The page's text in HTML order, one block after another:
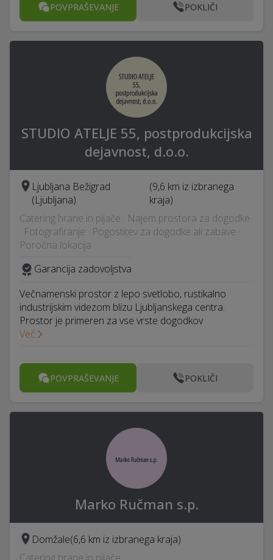
POVPRAŠEVANJE POKLIČI
STUDIO ATELJE 55, postprodukcijska
dejavnost, d.o.o.
Ljubljana Bežigrad
(Ljubljana)
(9,6 km iz izbranega
kraja)
Catering hrane in pijače · Najem prostora za dogodke
· Fotografiranje · Pogostitev za dogodke ali zabave ·
Poročna lokacija
Garancija zadovoljstva
Večnamenski prostor z lepo svetlobo, rustikalno
industrijskim videzom blizu Ljubljanskega centra.
Prostor je primeren za vse vrste dogodkov
Več
POVPRAŠEVANJE POKLIČI
Marko Ručman s.p.
Domžale(6,6 km iz izbranega kraja)